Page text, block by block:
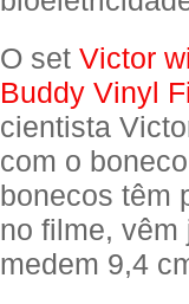
O set Victor
Buddy Vinyl
cientista
com o
bonecos têm
no filme, vêm
medem 9,4